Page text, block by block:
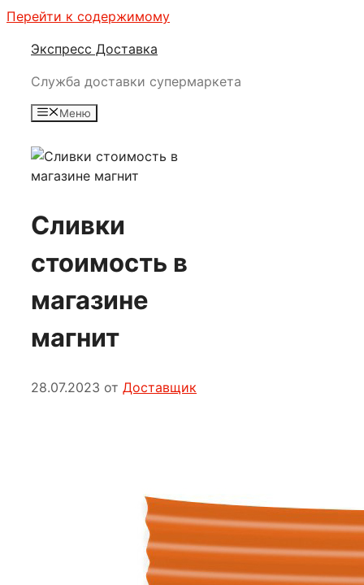
Перейти к содержимому
Экспресс Доставка
Служба доставки супермаркета
Меню
Сливки
стоимость в
магазине
магнит
28.07.2023 от Доставщик